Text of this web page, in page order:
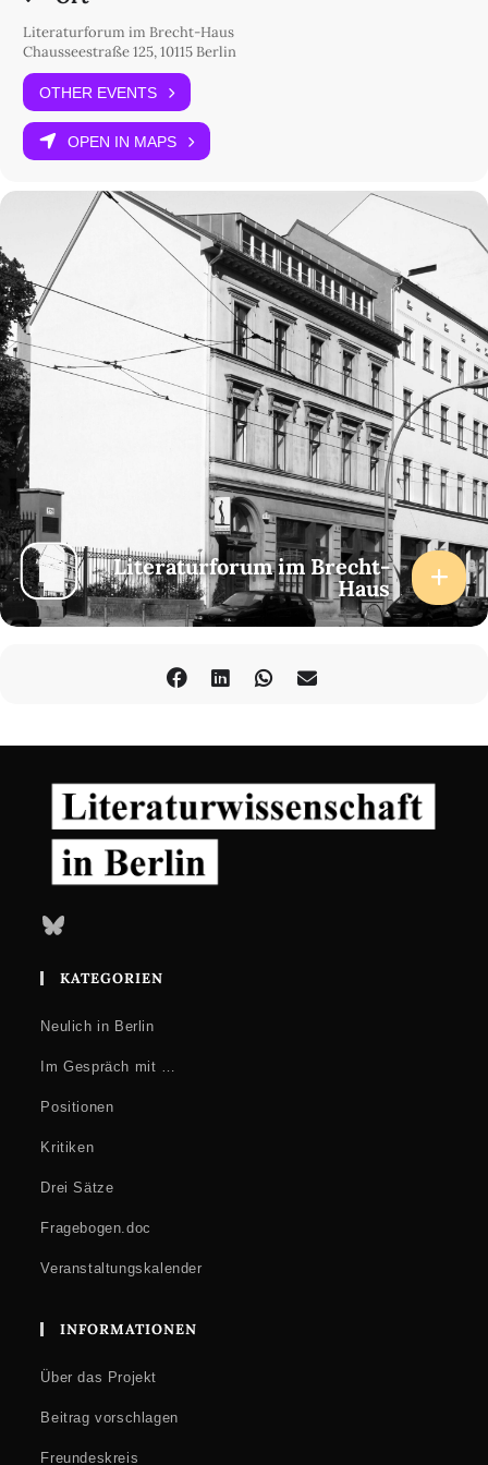
Literaturforum im Brecht-Haus
Chausseestraße 125, 10115 Berlin
OTHER EVENTS
OPEN IN MAPS
Literaturforum im Brecht-
Haus
Bluesky
KATEGORIEN
Neulich in Berlin
Im Gespräch mit …
Positionen
Kritiken
Drei Sätze
Fragebogen.doc
Veranstaltungskalender
INFORMATIONEN
Über das Projekt
Beitrag vorschlagen
Freundeskreis